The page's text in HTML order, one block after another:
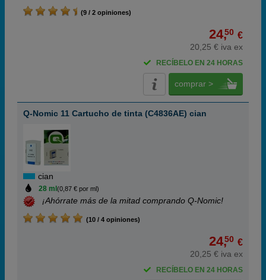
(9 / 2 opiniones)
24,50 €
20,25 € iva ex
RECÍBELO EN 24 HORAS
comprar >
Q-Nomic 11 Cartucho de tinta (C4836AE) cian
cian
28 ml (0,87 € por ml)
¡Ahórrate más de la mitad comprando Q-Nomic!
(10 / 4 opiniones)
24,50 €
20,25 € iva ex
RECÍBELO EN 24 HORAS